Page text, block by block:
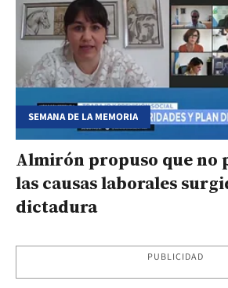
SEMANA DE LA MEMORIA
Almirón propuso que no
las causas laborales
dictadura
PUBLICIDAD